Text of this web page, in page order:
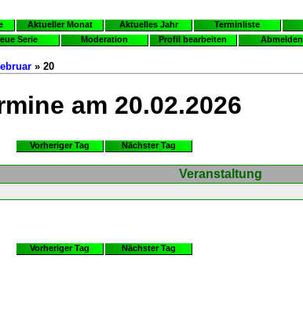
Aktueller Monat Aktuelles Jahr Terminliste
Serie Moderation Profil bearbeiten Abmelden
» 20
am 20.02.2026
Vorheriger Tag Nächster Tag
Veranstaltung
Vorheriger Tag Nächster Tag